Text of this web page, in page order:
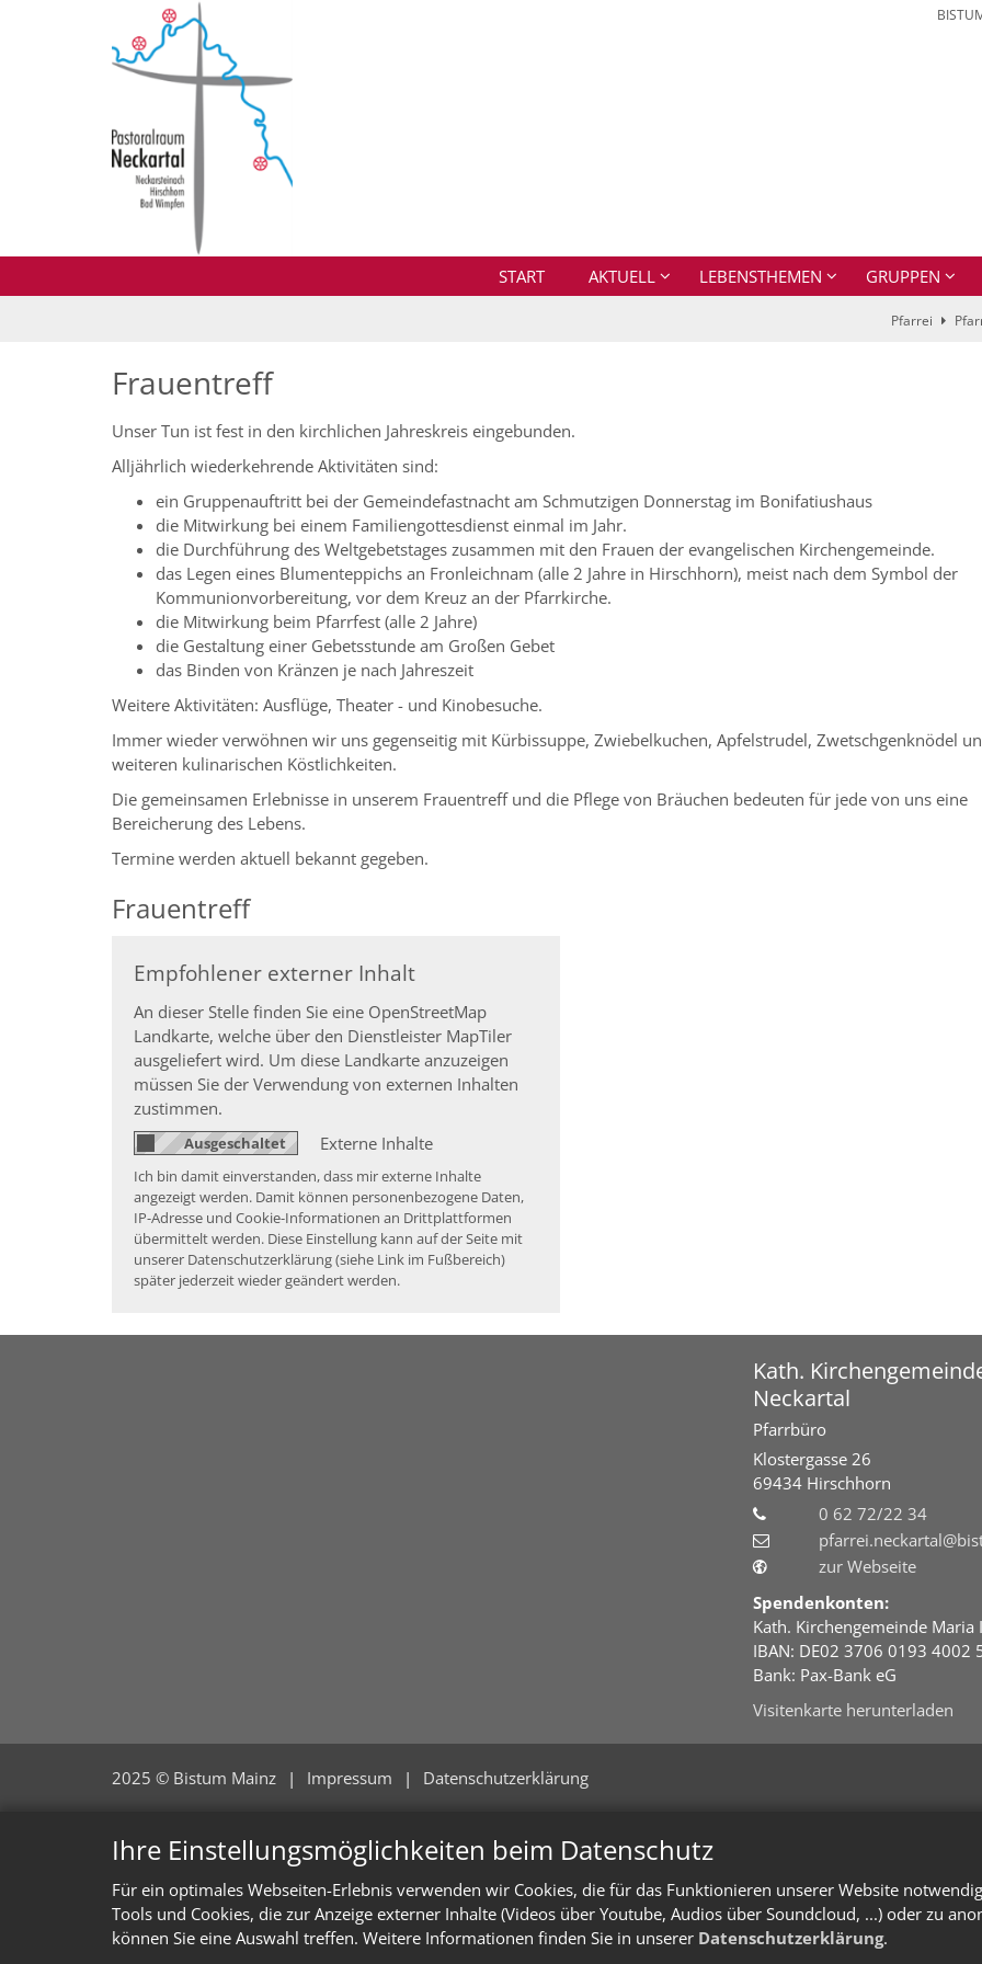
Ihre Einstellungsmöglichkeiten beim Datenschutz
Für ein optimales Webseiten-Erlebnis verwenden wir Cookies, die für das Funktionieren unserer Website
Tools und Cookies, die zur Anzeige externer Inhalte (Videos über Youtube, Audios über Soundcloud, ...) oder zu
können Sie eine Auswahl treffen. Weitere Informationen finden Sie in unserer Datenschutzerklärung.
START AKTUELL LEBENSTHEMEN GRUPPEN
Pfarrei
Frauentreff
Unser Tun ist fest in den kirchlichen Jahreskreis eingebunden.
Alljährlich wiederkehrende Aktivitäten sind:
ein Gruppenauftritt bei der Gemeindefastnacht am Schmutzigen Donnerstag im Bonifatiushaus
die Mitwirkung bei einem Familiengottesdienst einmal im Jahr.
die Durchführung des Weltgebetstages zusammen mit den Frauen der evangelischen Kirchengemeinde.
das Legen eines Blumenteppichs an Fronleichnam (alle 2 Jahre in Hirschhorn), meist nach dem Symbol der
Kommunionvorbereitung, vor dem Kreuz an der Pfarrkirche.
die Mitwirkung beim Pfarrfest (alle 2 Jahre)
die Gestaltung einer Gebetsstunde am Großen Gebet
das Binden von Kränzen je nach Jahreszeit
Weitere Aktivitäten: Ausflüge, Theater - und Kinobesuche.
Immer wieder verwöhnen wir uns gegenseitig mit Kürbissuppe, Zwiebelkuchen, Apfelstrudel, Zwetschgenknödel
weiteren kulinarischen Köstlichkeiten.
Die gemeinsamen Erlebnisse in unserem Frauentreff und die Pflege von Bräuchen bedeuten für jede von uns eine
Bereicherung des Lebens.
Termine werden aktuell bekannt gegeben.
Frauentreff
Empfohlener externer Inhalt
An dieser Stelle finden Sie eine OpenStreetMap
Landkarte, welche über den Dienstleister MapTiler
ausgeliefert wird. Um diese Landkarte anzuzeigen
müssen Sie der Verwendung von externen Inhalten
zustimmen.
Externe Inhalte
Ich bin damit einverstanden, dass mir externe Inhalte
angezeigt werden. Damit können personenbezogene Daten,
IP-Adresse und Cookie-Informationen an Drittplattformen
übermittelt werden. Diese Einstellung kann auf der Seite mit
unserer Datenschutzerklärung (siehe Link im Fußbereich)
später jederzeit wieder geändert werden.
Kath.
Neckartal
Pfarrbüro
Klostergasse 26
69434 Hirschhorn
0 62 72/22 34
zur Webseite
Spendenkonten:
Kath. Kirchengemeinde
IBAN: DE02 3706 0193 4002
Bank: Pax-Bank eG
Visitenkarte herunterladen
2025 © Bistum Mainz Impressum Datenschutzerklärung